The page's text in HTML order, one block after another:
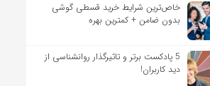
خاص‌ترین شرایط خرید قسطی گوشی
بدون ضامن + کمترین بهره
5 پادکست برتر و تاثیرگذار روانشناسی از
دید کاربران!